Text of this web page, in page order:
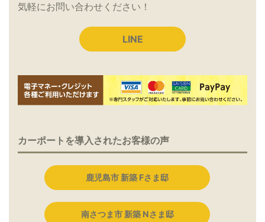
気軽にお問い合わせください！
LINE
カーポートを導入されたお客様の声
鹿児島市 新築 Fさま邸
南さつま市 新築 Nさま邸